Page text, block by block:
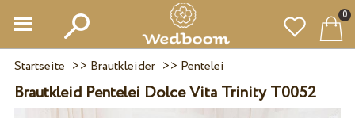
0
Startseite >> Brautkleider>> Pentelei
Brautkleid Pentelei Dolce Vita Trinity T0052